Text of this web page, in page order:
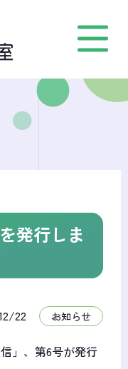
発行しま
22 お知らせ
」、第6号が発行